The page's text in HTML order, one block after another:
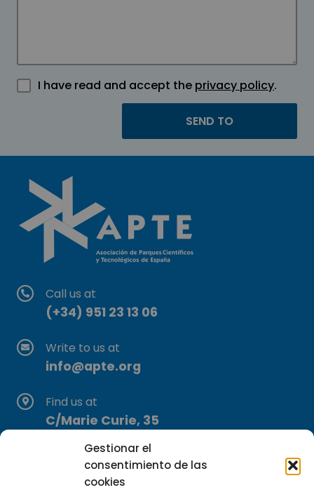
Gestionar el
consentimiento de las
cookies
I have read and accept the privacy policy.
Call us at
(+34) 951 23 13 06
Write to us at
info@apte.org
Find us at
C/Marie Curie, 35
29590 Campanillas, Málaga